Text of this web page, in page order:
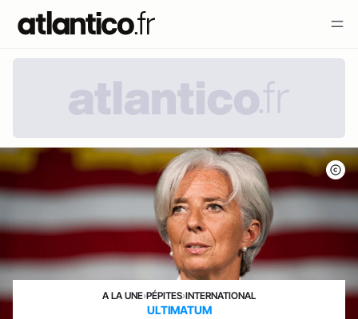
A LA UNE›PÉPITES›INTERNATIONAL
ULTIMATUM